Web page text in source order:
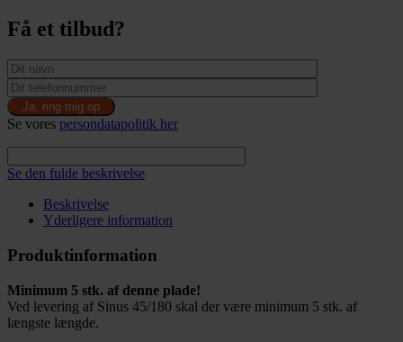
Få et tilbud?
Se vores persondatapolitik her
Se den fulde beskrivelse
Beskrivelse
Yderligere information
Produktinformation
Minimum 5 stk. af denne plade!
Ved levering af Sinus 45/180 skal der være minimum 5 stk. af
længste længde.